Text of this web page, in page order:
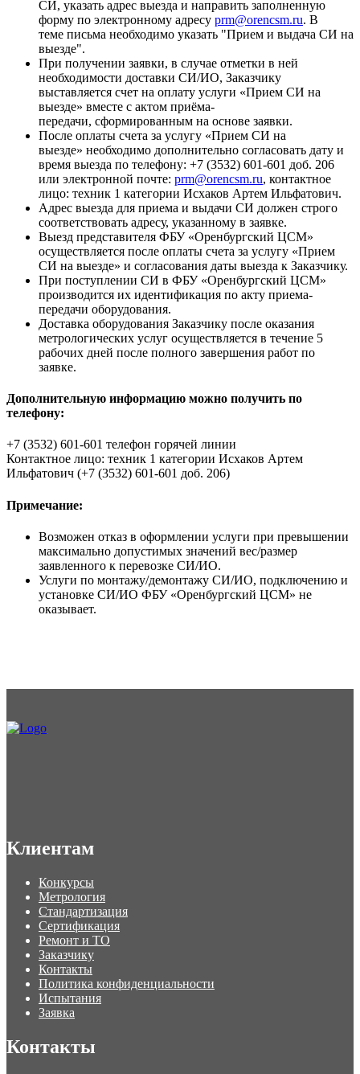
СИ, указать адрес выезда и направить заполненную
форму по электронному адресу prm@orencsm.ru. В
теме письма необходимо указать "Прием и выдача СИ на
выезде".
При получении заявки, в случае отметки в ней
необходимости доставки СИ/ИО, Заказчику
выставляется счет на оплату услуги «Прием СИ на
выезде» вместе с актом приёма-
передачи, сформированным на основе заявки.
После оплаты счета за услугу «Прием СИ на
выезде» необходимо дополнительно согласовать дату и
время выезда по телефону: +7 (3532) 601-601 доб. 206
или электронной почте: prm@orencsm.ru, контактное
лицо: техник 1 категории Исхаков Артем Ильфатович.
Адрес выезда для приема и выдачи СИ должен строго
соответствовать адресу, указанному в заявке.
Выезд представителя ФБУ «Оренбургский ЦСМ»
осуществляется после оплаты счета за услугу «Прием
СИ на выезде» и согласования даты выезда к Заказчику.
При поступлении СИ в ФБУ «Оренбургский ЦСМ»
производится их идентификация по акту приема-
передачи оборудования.
Доставка оборудования Заказчику после оказания
метрологических услуг осуществляется в течение 5
рабочих дней после полного завершения работ по
заявке.
Дополнительную информацию можно получить по
телефону:
+7 (3532) 601-601 телефон горячей линии
Контактное лицо: техник 1 категории Исхаков Артем
Ильфатович (+7 (3532) 601-601 доб. 206)
Примечание:
Возможен отказ в оформлении услуги при превышении
максимально допустимых значений вес/размер
заявленного к перевозке СИ/ИО.
Услуги по монтажу/демонтажу СИ/ИО, подключению и
установке СИ/ИО ФБУ «Оренбургский ЦСМ» не
оказывает.
Клиентам
Конкурсы
Метрология
Стандартизация
Сертификация
Ремонт и ТО
Заказчику
Контакты
Политика конфиденциальности
Испытания
Заявка
Контакты